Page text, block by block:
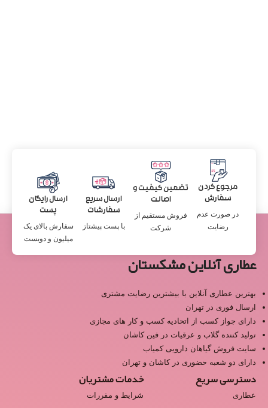
مرجوع کردن
سفارش
در صورت عدم
رضایت
تضمین کیفیت و
اصالت
فروش مستقیم از
شرکت
ارسال سریع
سفارشات
با پست پیشتاز
ارسال رایگان
پست
سفارش بالای یک
میلیون و دویست
عطاری آنلاین مشکستان
بهترین عطاری آنلاین با بیشترین رضایت مشتری
ارسال فوری در تهران
دارای جواز کسب از اتحادیه کسب و کار های مجازی
تولید کننده گلاب و عرقیات در فین کاشان
سایت فروش گیاهان دارویی کمیاب
دارای دو شعبه حضوری در کاشان و تهران
دسترسی سریع
عطاری
خدمات مشتریان
شرایط و مقررات